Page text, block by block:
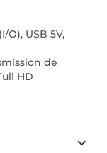
O), USB 5V,
de
HD